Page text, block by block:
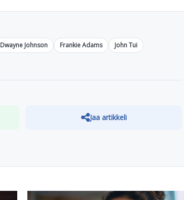
Dwayne Johnson Frankie Adams
John Tui
Jaa artikkeli